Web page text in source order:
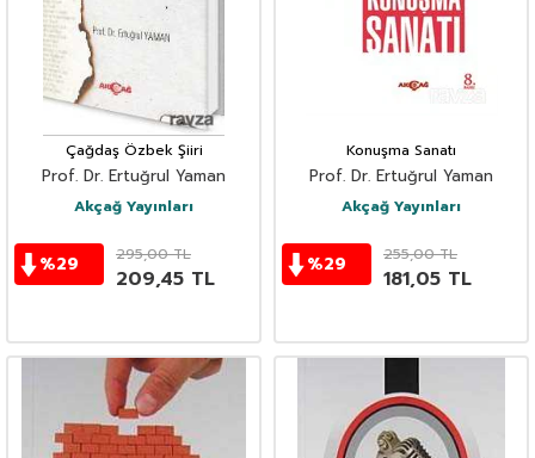
Çağdaş Özbek Şiiri
Prof. Dr. Ertuğrul Yaman
Akçağ Yayınları
%29 295,00TL
209,45 TL
Konuşma Sanatı
Prof. Dr. Ertuğrul Yaman
Akçağ Yayınları
%29 255,00TL
181,05 TL